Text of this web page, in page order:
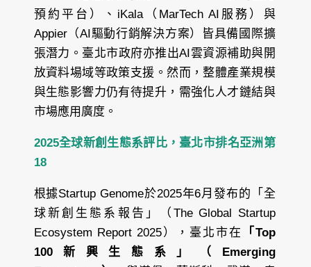
預約平台）、iKala（MarTech AI服務）與
Appier（AI驅動行銷解決方案）皆具備國際擴
張潛力。臺北市政府亦推出AI雲資源補助與開
放資料場域等政策支援。然而，整體產業規模
與生態影響力仍有待提升，需強化人才鏈結與
市場應用廣度。
2025全球新創生態系評比，臺北市排名亞洲第
18
根據Startup Genome於2025年6月發布的「全
球新創生態系報告」（The Global Startup
Ecosystem Report 2025），臺北市在
「Top
100新興生態系」（Emerging